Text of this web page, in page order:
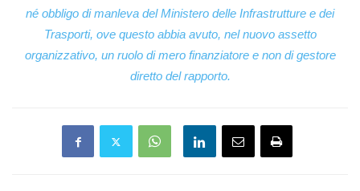
né obbligo di manleva del Ministero delle Infrastrutture e dei
Trasporti, ove questo abbia avuto, nel nuovo assetto
organizzativo, un ruolo di mero finanziatore e non di gestore
diretto del rapporto.